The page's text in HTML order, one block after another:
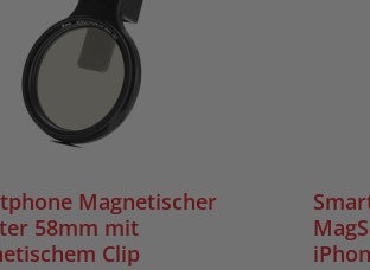
Magnetischer
58mm mit
Clip